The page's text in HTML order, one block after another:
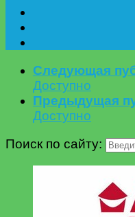
Следующая
Доступно
Предыдущая
Доступно
Поиск по сайту: